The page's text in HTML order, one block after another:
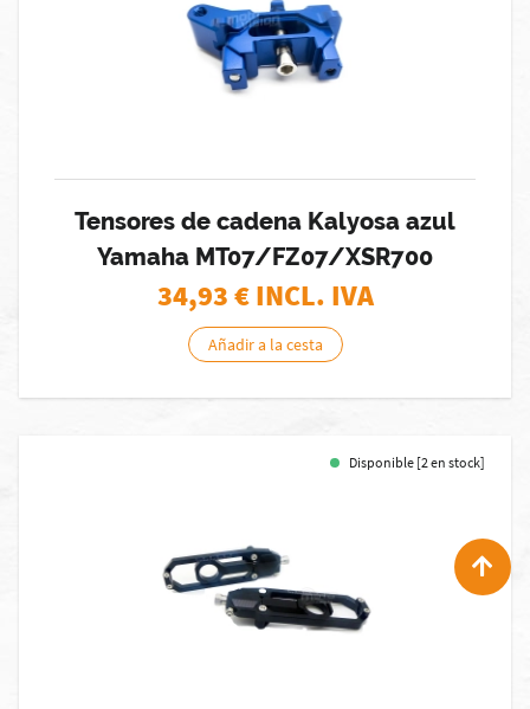
Tensores de cadena Kalyosa azul
Yamaha MT07/FZ07/XSR700
34,93€ INCL. IVA
Añadir a la cesta
Disponible [2 en stock]